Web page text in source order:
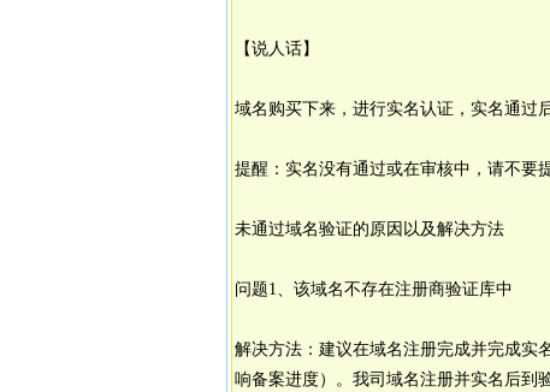
【说人话】
域名购买下来，进行实名认证，实名通过
提醒：实名没有通过或在审核中，请不要
未通过域名验证的原因以及解决方法
问题1、该域名不存在注册商验证库中
解决方法：建议在域名注册完成并完成实
响备案进度）。我司域名注册并实名后到